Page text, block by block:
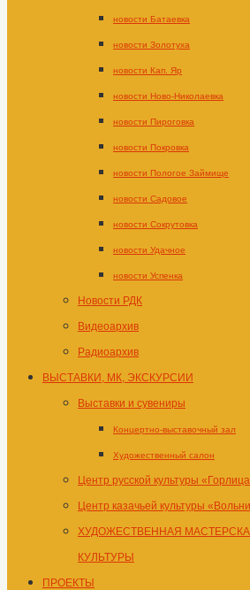
новости Батаевка
новости Золотуха
новости Кап. Яр
новости Ново-Николаевка
новости Пироговка
новости Покровка
новости Пологое Займище
новости Садовое
новости Сокрутовка
новости Удачное
новости Успенка
Новости РДК
Видеоархив
Радиоархив
ВЫСТАВКИ, МК, ЭКСКУРСИИ
Выставки и сувениры
Концертно-выставочный зал
Художественный салон
Центр русской культуры
Центр казачьей культуры
ХУДОЖЕСТВЕННАЯ
КУЛЬТУРЫ
ПРОЕКТЫ